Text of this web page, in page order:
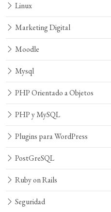
Linux
Marketing Digital
Moodle
Mysql
PHP Orientado a Objetos
PHP y MySQL
Plugins para WordPress
PostGreSQL
Ruby on Rails
Seguridad